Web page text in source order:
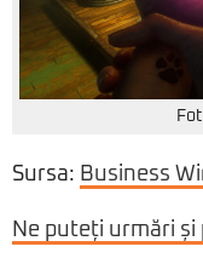
Sursa: Business
Ne puteți urmări și